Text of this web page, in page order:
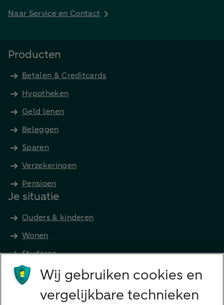
Naar Service en Contact
Producten
Betalen & Creditcards
Hypotheken
Geld lenen
Beleggen
Sparen
Verzekeringen
Pensioen
Je situatie
Ouders & kinderen
Wonen
Studeren
Preferred Banking
Wij gebruiken cookies en
vergelijkbare technieken